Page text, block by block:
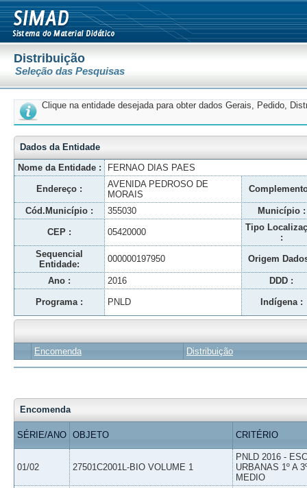
Distribuição
Seleção das Pesquisas
Clique na entidade desejada para obter dados Gerais, Pedido,
Dados da Entidade
Nome da Entidade :
FERNAO DIAS PAES
Endereço :
AVENIDA PEDROSO DE
MORAIS
Cód.Município : 355030 Município :
CEP : 05420000
Tipo
:
Sequencial
Entidade:
000000197950 Origem
Ano : 2016 DDD :
Programa : PNLD Indígena :
Encomenda Distribuição
Encomenda
SÉRIE/ANO OBJETO CRITÉRIO
01/02 27501C2001L-BIO VOLUME 1
PNLD 2016 -
URBANAS 1º A
MEDIO